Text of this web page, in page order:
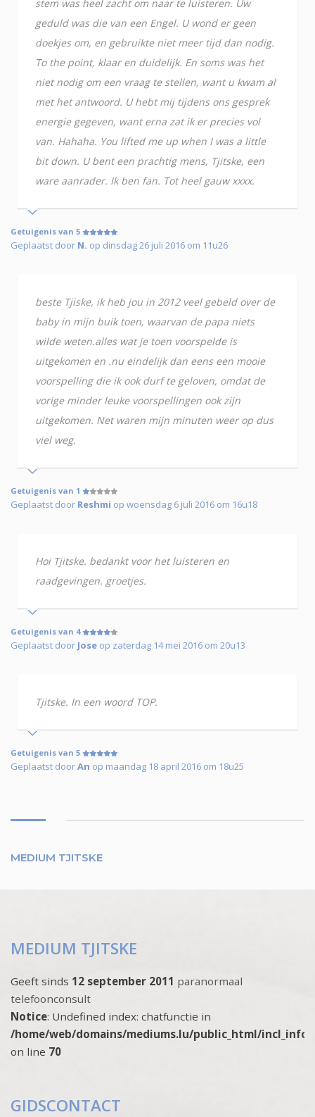
stem was heel zacht om naar te luisteren. Uw
geduld was die van een Engel. U wond er geen
doekjes om, en gebruikte niet meer tijd dan nodig.
To the point, klaar en duidelijk. En soms was het
niet nodig om een vraag te stellen, want u kwam al
met het antwoord. U hebt mij tijdens ons gesprek
energie gegeven, want erna zat ik er precies vol
van. Hahaha. You lifted me up when I was a little
bit down. U bent een prachtig mens, Tjitske, een
ware aanrader. Ik ben fan. Tot heel gauw xxxx.
Getuigenis van 5
Geplaatst door N. op dinsdag 26 juli 2016 om 11u26
beste Tjiske, ik heb jou in 2012 veel gebeld over de
baby in mijn buik toen, waarvan de papa niets
wilde weten.alles wat je toen voorspelde is
uitgekomen en .nu eindelijk dan eens een mooie
voorspelling die ik ook durf te geloven, omdat de
vorige minder leuke voorspellingen ook zijn
uitgekomen. Net waren mijn minuten weer op dus
viel weg.
Getuigenis van 1
Geplaatst door Reshmi op woensdag 6 juli 2016 om 16u18
Hoi Tjitske. bedankt voor het luisteren en
raadgevingen. groetjes.
Getuigenis van 4
Geplaatst door Jose op zaterdag 14 mei 2016 om 20u13
Tjitske. In een woord TOP.
Getuigenis van 5
Geplaatst doorAn op maandag 18 april 2016 om 18u25
MEDIUM TJITSKE
MEDIUM TJITSKE
Geeft sinds 12 september 2011 paranormaal
telefoonconsult
Notice: Undefined index: chatfunctie in
/home/web/domains/mediums.lu/public_html/
on line 70
GIDSCONTACT